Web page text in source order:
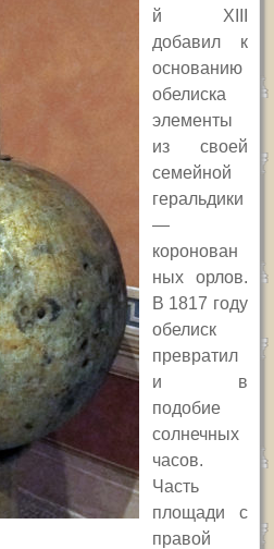
й XIII
добавил к
основанию
обелиска
элементы
из своей
семейной
геральдики
—
коронован
ных орлов.
В 1817 году
обелиск
превратил
и в
подобие
солнечных
часов.
Часть
площади с
правой